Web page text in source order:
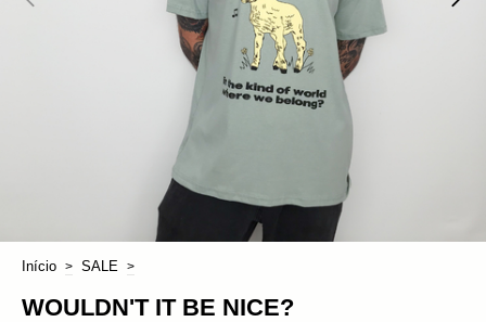
Início > SALE >
WOULDN'T IT BE NICE?